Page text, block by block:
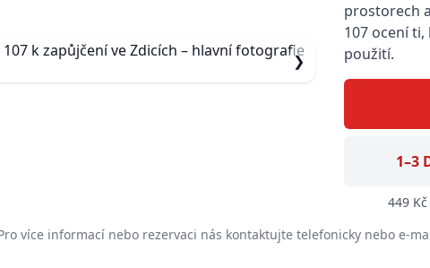
❯
prostorech
107 ocení
použití.
1–3
449
více informací nebo rezervaci nás kontaktujte telefonicky nebo e-